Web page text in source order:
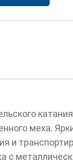
меха.
и
с